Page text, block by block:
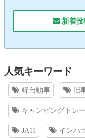
新着投
人気キーワード
軽自動車 旧
キャンピングトレ
JA11 インパ